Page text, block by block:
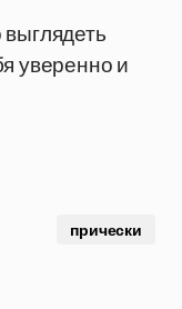
уверенно и
прически